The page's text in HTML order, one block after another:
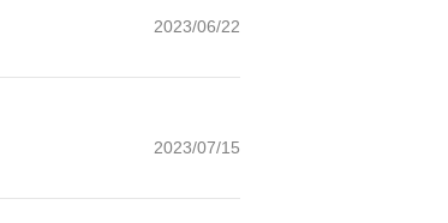
2023/06/22
2023/07/15